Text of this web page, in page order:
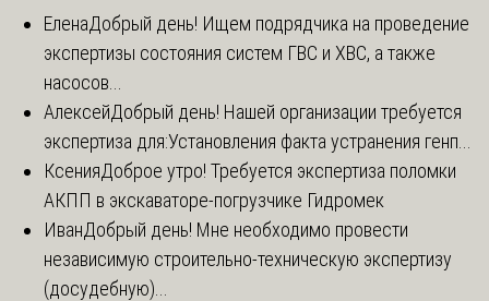
ЕленаДобрый день! Ищем подрядчика на проведение
экспертизы состояния систем ГВС и ХВС, а также
насосов...
АлексейДобрый день! Нашей организации требуется
экспертиза для:Установления факта устранения генп...
КсенияДоброе утро! Требуется экспертиза поломки
АКПП в экскаваторе-погрузчике Гидромек
ИванДобрый день! Мне необходимо провести
независимую строительно-техническую экспертизу
(досудебную)...